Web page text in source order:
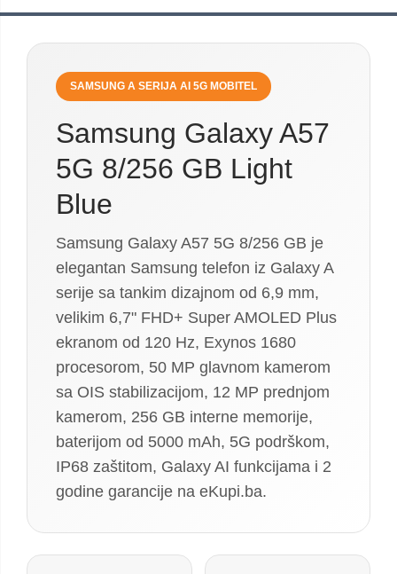
SAMSUNG A SERIJA AI 5G MOBITEL
Samsung Galaxy A57
5G 8/256 GB Light
Blue
Samsung Galaxy A57 5G 8/256 GB je
elegantan Samsung telefon iz Galaxy A
serije sa tankim dizajnom od 6,9 mm,
velikim 6,7" FHD+ Super AMOLED Plus
ekranom od 120 Hz, Exynos 1680
procesorom, 50 MP glavnom kamerom
sa OIS stabilizacijom, 12 MP prednjom
kamerom, 256 GB interne memorije,
baterijom od 5000 mAh, 5G podrškom,
IP68 zaštitom, Galaxy AI funkcijama i 2
godine garancije na eKupi.ba.